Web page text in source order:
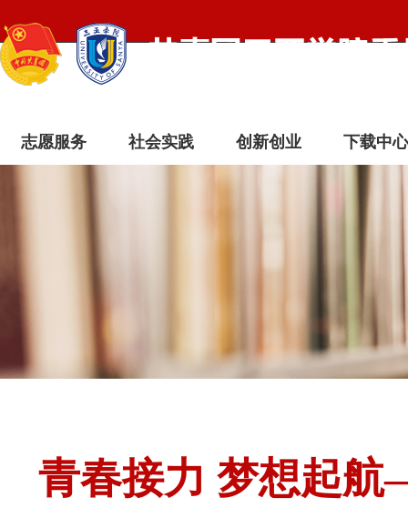
志愿服务 社会实践 创新创业 下载中心
青春接力 梦想起